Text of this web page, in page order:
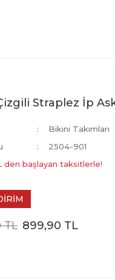
Straplez İp
Bikini Takımları
2504-901
den başlayan taksitlerle!
TL 899,90 TL